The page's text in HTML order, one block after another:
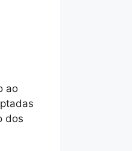
ao
dos